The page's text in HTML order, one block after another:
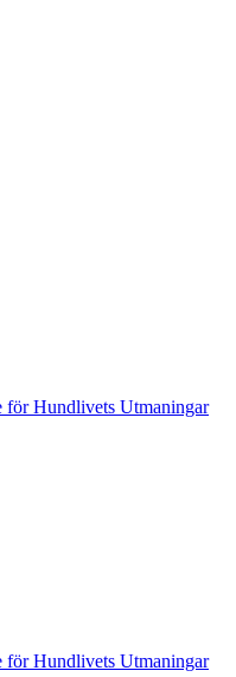
Hundlivets Utmaningar
Hundlivets Utmaningar